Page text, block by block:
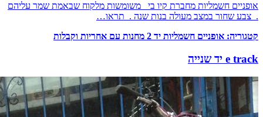
אופניים חשמליות מחברת קיו בי משומשות מלקוח שבאמת שמר עליהם
. צבע שחור במצב מעולה בנות שנה . תראו…
קטגוריה: אופניים חשמליות יד 2 מחנות עם אחריות וקבלות
e track יד שנייה